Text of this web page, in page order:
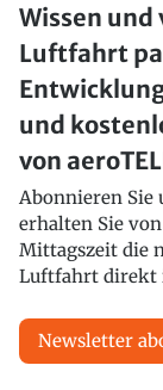
Wissen
Luftfahrt
und
von
Abonnieren Sie
erhalten Sie
Mittagszeit die
Luftfahrt direkt
Newsletter